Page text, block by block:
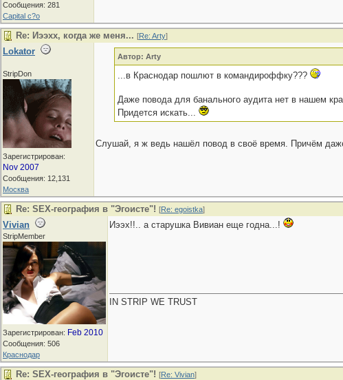
Сообщения: 281
Capital c?o
Re: Иээхх, когда же меня... [Re: Arty]
Lokator
StripDon
Зарегистрирован:
Nov 2007
Сообщения: 12,131
Москва
Автор: Arty
...в Краснодар пошлют в командироффку???
Даже повода для банального аудита нет в нашем
Придется искать...
Слушай, я ж ведь нашёл повод в своё время. Причём
Re: SEX-география в "Эгоисте"! [Re: egoistka]
Vivian
StripMember
Зарегистрирован: Feb 2010
Сообщения: 506
Краснодар
Иээх!!.. а старушка Вивиан еще годна...!
IN STRIP WE TRUST
Re: SEX-география в "Эгоисте"! [Re: Vivian]